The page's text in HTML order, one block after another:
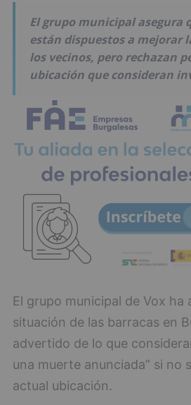
El grupo municipal asegura
están dispuestos a mejorar
los vecinos, pero rechazan
ubicación que consideran
El grupo municipal de Vox ha
situación de las barracas en
advertido de lo que
una muerte anunciada” si no
actual ubicación.